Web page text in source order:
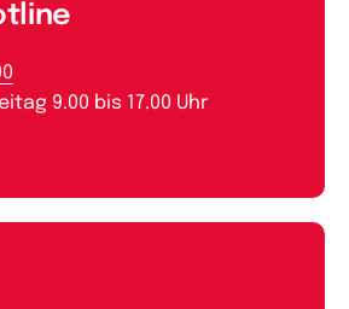
9.00 bis 17.00 Uhr